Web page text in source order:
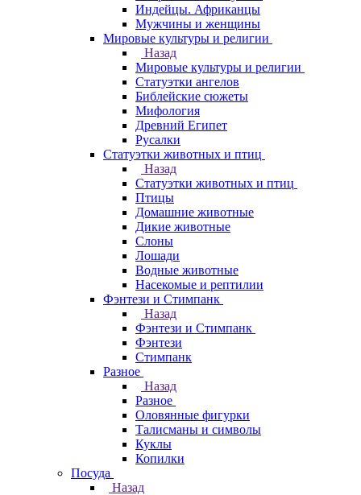
Индейцы. Африканцы
Мужчины и женщины
Мировые культуры и религии
Назад
Мировые культуры и религии
Статуэтки ангелов
Библейские сюжеты
Мифология
Древний Египет
Русалки
Статуэтки животных и птиц
Назад
Статуэтки животных и птиц
Птицы
Домашние животные
Дикие животные
Слоны
Лошади
Водные животные
Насекомые и рептилии
Фэнтези и Стимпанк
Назад
Фэнтези и Стимпанк
Фэнтези
Стимпанк
Разное
Назад
Разное
Оловянные фигурки
Талисманы и символы
Куклы
Копилки
Посуда
Назад